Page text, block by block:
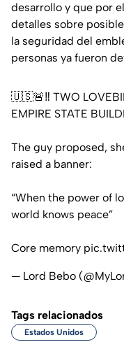
desarrollo y que por
detalles sobre
la seguridad del
personas ya fueron
🇺🇸🚨‼️ TWO
EMPIRE STATE
The guy proposed,
raised a banner:
“When the power of
world knows peace”
Core memory
— Lord Bebo
Tags relacionados
Estados Unidos